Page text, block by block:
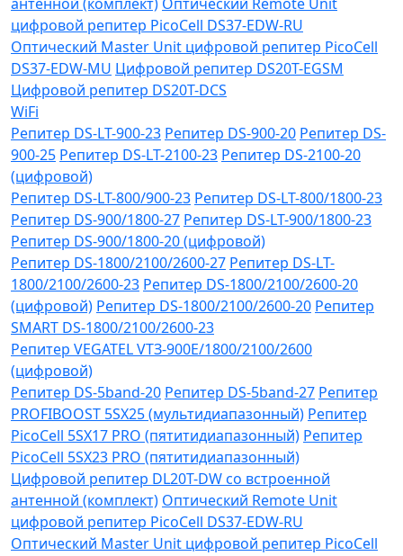
цифровой репитер PicoCell DS37-EDW-RU
Оптический Master Unit цифровой репитер PicoCell
DS37-EDW-MU Цифровой репитер DS20T-EGSM
Цифровой репитер DS20T-DCS
WiFi
Репитер DS-LT-900-23 Репитер DS-900-20 Репитер DS-
900-25 Репитер DS-LT-2100-23 Репитер DS-2100-20
(цифровой)
Репитер DS-LT-800/900-23 Репитер DS-LT-800/1800-23
Репитер DS-900/1800-27 Репитер DS-LT-900/1800-23
Репитер DS-900/1800-20 (цифровой)
Репитер DS-1800/2100/2600-27 Репитер DS-LT-
1800/2100/2600-23 Репитер DS-1800/2100/2600-20
(цифровой) Репитер DS-1800/2100/2600-20 Репитер
SMART DS-1800/2100/2600-23
Репитер VЕGATEL VТЗ-900Е/1800/2100/2600
(цифровой)
Репитер DS-5band-20 Репитер DS-5band-27 Репитер
PROFIBOOST 5SX25 (мультидиапазонный) Репитер
PicoCell 5SX17 PRO (пятитидиапазонный) Репитер
PicoCell 5SX23 PRO (пятитидиапазонный)
Цифровой репитер DL20T-DW со встроенной
антенной (комплект) Оптический Remote Unit
цифровой репитер PicoCell DS37-EDW-RU
Оптический Master Unit цифровой репитер PicoCell